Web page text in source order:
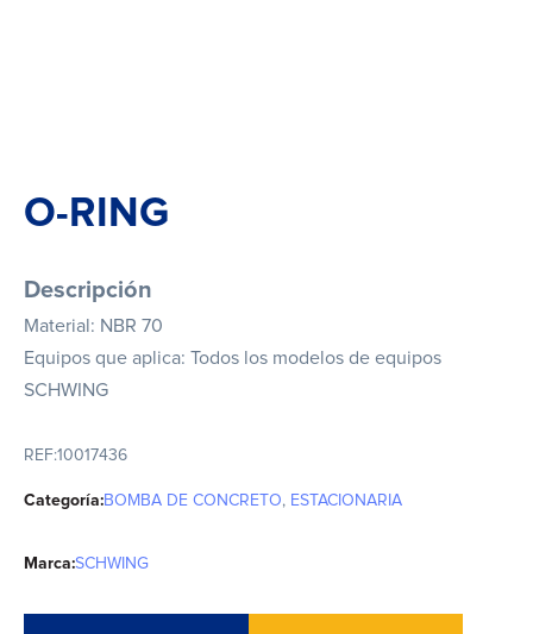
O-RING
Descripción
Material: NBR 70
Equipos que aplica: Todos los modelos de equipos
SCHWING
REF:10017436
Categoría:BOMBA DE CONCRETO, ESTACIONARIA
Marca:SCHWING